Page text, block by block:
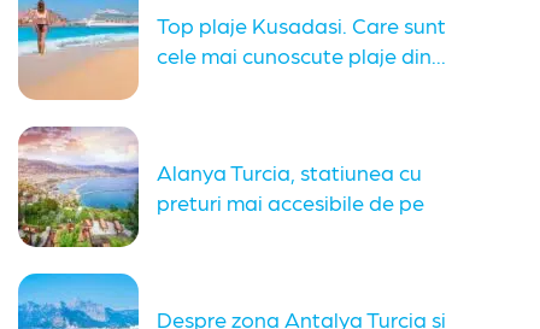
Top plaje Kusadasi. Care sunt
cele mai cunoscute plaje din...
Alanya Turcia, statiunea cu
preturi mai accesibile de pe
Despre zona Antalya Turcia si